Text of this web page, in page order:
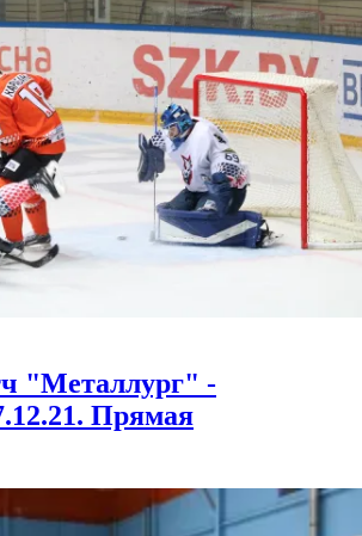
"Металлург" -
Прямая